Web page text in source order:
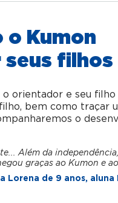
o Kumon
filhos
orientador e seu
bem como traçar
o
Além da
graças ao Kumon e
Lorena de 9 anos,